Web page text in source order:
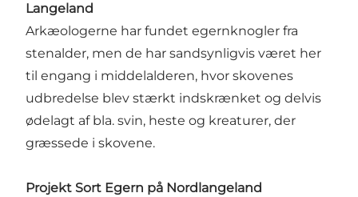
Langeland
Arkæologerne har fundet egernknogler fra
stenalder, men de har sandsynligvis været her
til engang i middelalderen, hvor skovenes
udbredelse blev stærkt indskrænket og delvis
ødelagt af bla. svin, heste og kreaturer, der
græssede i skovene.
Projekt Sort Egern på Nordlangeland